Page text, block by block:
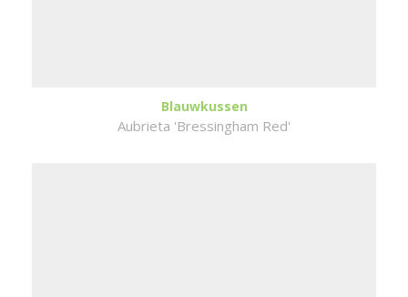
Blauwkussen
Aubrieta 'Bressingham Red'